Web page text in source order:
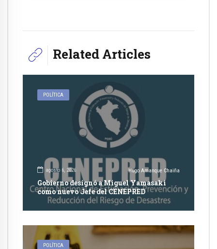
Related Articles
POLÍTICA
agosto 6, 2026 Hugo Amanque Chaiña
Gobierno designó a Miguel Yamasaki
como nuevo Jefe del CENEPRED
POLÍTICA